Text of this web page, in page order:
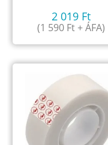
2 019 Ft
(1 590 Ft+ ÁFA)